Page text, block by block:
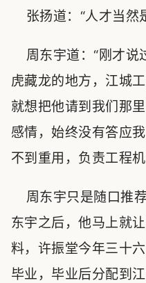
张扬道：“人才当然
周东宇道：“刚才说
虎藏龙的地方，江城
就想把他请到我们那
感情，始终没有答应
不到重用，负责工程
周东宇只是随口推
东宇之后，他马上就
料，许振堂今年三十
毕业，毕业后分配到